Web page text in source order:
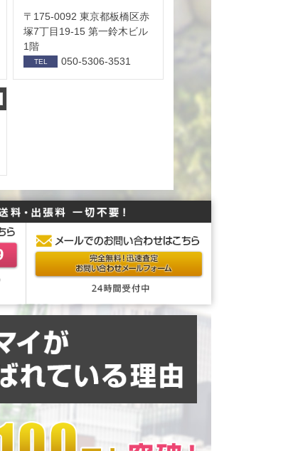
〒175-0092 東京都板橋区赤
塚7丁目19-15 第一鈴木ビル
1階
TEL 050-5306-3531